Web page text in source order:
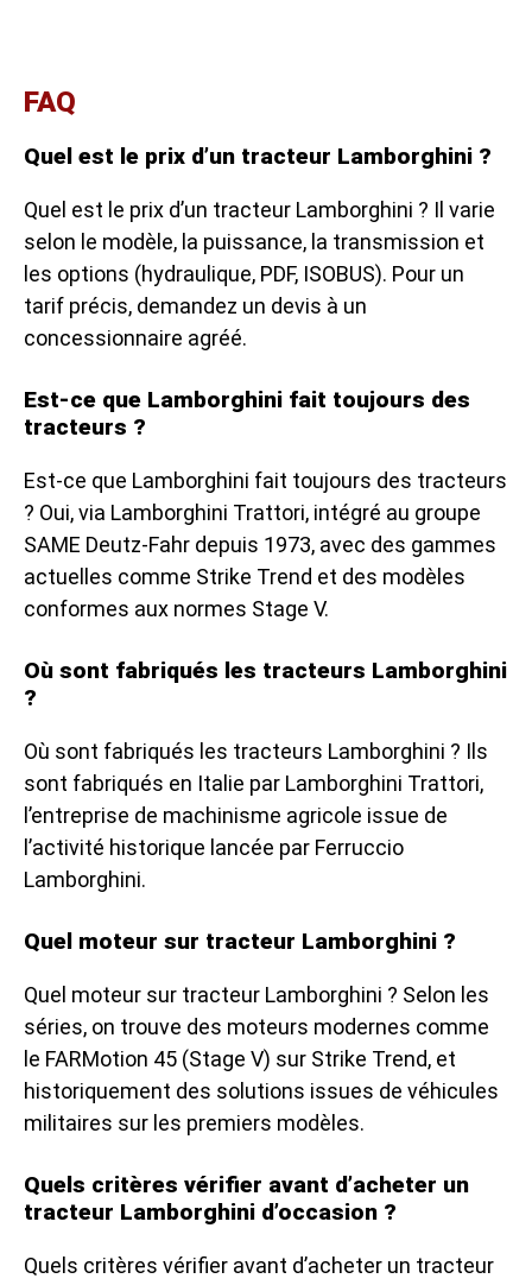
FAQ
Quel est le prix d’un tracteur Lamborghini ?
Quel est le prix d’un tracteur Lamborghini ? Il varie
selon le modèle, la puissance, la transmission et
les options (hydraulique, PDF, ISOBUS). Pour un
tarif précis, demandez un devis à un
concessionnaire agréé.
Est-ce que Lamborghini fait toujours des
tracteurs ?
Est-ce que Lamborghini fait toujours des tracteurs
? Oui, via Lamborghini Trattori, intégré au groupe
SAME Deutz-Fahr depuis 1973, avec des gammes
actuelles comme Strike Trend et des modèles
conformes aux normes Stage V.
Où sont fabriqués les tracteurs Lamborghini
?
Où sont fabriqués les tracteurs Lamborghini ? Ils
sont fabriqués en Italie par Lamborghini Trattori,
l’entreprise de machinisme agricole issue de
l’activité historique lancée par Ferruccio
Lamborghini.
Quel moteur sur tracteur Lamborghini ?
Quel moteur sur tracteur Lamborghini ? Selon les
séries, on trouve des moteurs modernes comme
le FARMotion 45 (Stage V) sur Strike Trend, et
historiquement des solutions issues de véhicules
militaires sur les premiers modèles.
Quels critères vérifier avant d’acheter un
tracteur Lamborghini d’occasion ?
Quels critères vérifier avant d’acheter un tracteur